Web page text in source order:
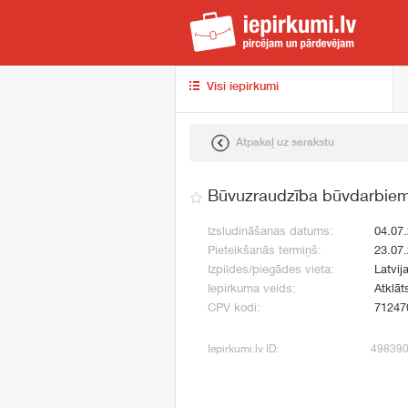
Visi iepirkumi
Atpakaļ uz sarakstu
Būvuzraudzība
Izsludināšanas datums:
Pieteikšanās termiņš:
Izpildes/piegādes vieta:
Iepirkuma veids:
CPV kodi:
Iepirkumi.lv ID: